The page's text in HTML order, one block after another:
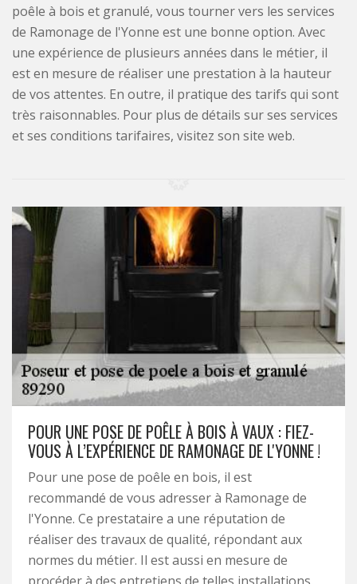
poêle à bois et granulé, vous tourner vers les services
de Ramonage de l'Yonne est une bonne option. Avec
une expérience de plusieurs années dans le métier, il
est en mesure de réaliser une prestation à la hauteur
de vos attentes. En outre, il pratique des tarifs qui sont
très raisonnables. Pour plus de détails sur ses services
et ses conditions tarifaires, visitez son site web.
POUR UNE POSE DE POÊLE À BOIS À VAUX : FIEZ-
VOUS À L’EXPÉRIENCE DE RAMONAGE DE L'YONNE !
Pour une pose de poêle en bois, il est
recommandé de vous adresser à Ramonage de
l'Yonne. Ce prestataire a une réputation de
réaliser des travaux de qualité, répondant aux
normes du métier. Il est aussi en mesure de